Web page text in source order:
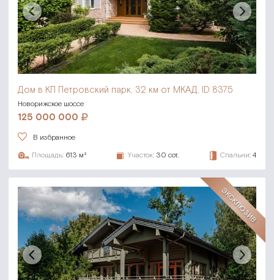
Дом в КП Петровский парк, 32 км от МКАД, ID 8375
Новорижское шоссе
125 000 000
В избранное
Площадь: 613 м² Участок: 30 сот. Спальни: 4
ЭКСКЛЮЗИВ